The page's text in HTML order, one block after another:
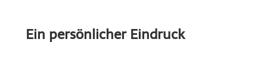
Ein persönlicher Eindruck